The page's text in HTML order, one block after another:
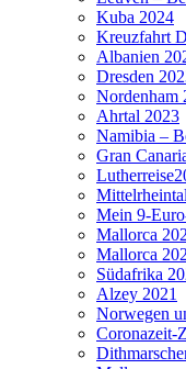
Kuba 2024
Kreuzfahrt
Albanien
Dresden
Nordenham
Ahrtal 2023
Namibia –
Gran
Mein 9-
Mallorca
Mallorca
Südafrika
Alzey 2021
Norwegen
Coronazeit-